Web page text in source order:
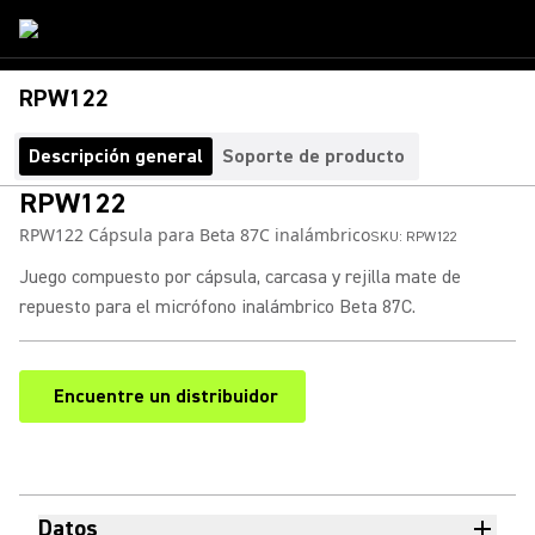
RPW122
Descripción general Soporte de producto
RPW122
RPW122 Cápsula para Beta 87C inalámbricoSKU: RPW122
Juego compuesto por cápsula, carcasa y rejilla mate de
repuesto para el micrófono inalámbrico Beta 87C.
Encuentre un distribuidor
(Opens in a new tab)
Datos